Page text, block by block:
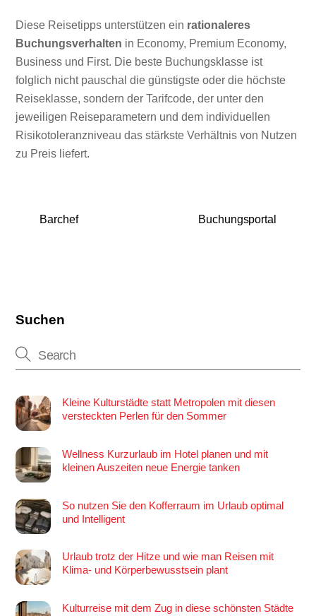
Diese Reisetipps unterstützen ein rationaleres
Buchungsverhalten in Economy, Premium Economy,
Business und First. Die beste Buchungsklasse ist
folglich nicht pauschal die günstigste oder die höchste
Reiseklasse, sondern der Tarifcode, der unter den
jeweiligen Reiseparametern und dem individuellen
Risikotoleranzniveau das stärkste Verhältnis von Nutzen
zu Preis liefert.
Barchef Buchungsportal
Suchen
Kleine Kulturstädte statt Metropolen mit diesen
versteckten Perlen für den Sommer
Wellness Kurzurlaub im Hotel planen und mit
kleinen Auszeiten neue Energie tanken
So nutzen Sie den Kofferraum im Urlaub optimal
und Intelligent
Urlaub trotz der Hitze und wie man Reisen mit
Klima- und Körperbewusstsein plant
Kulturreise mit dem Zug in diese schönsten Städte